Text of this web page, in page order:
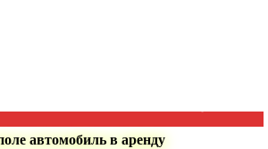
автомобиль в аренду